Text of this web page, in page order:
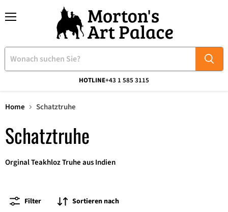
HOTLINE+43 1 585 3115
Home Schatztruhe
Schatztruhe
Orginal Teakhloz Truhe aus Indien
Filter Sortieren nach